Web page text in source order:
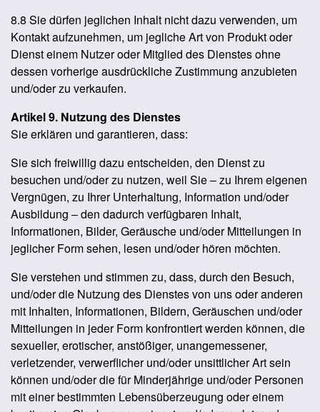
8.8 Sie dürfen jeglichen Inhalt nicht dazu verwenden, um
Kontakt aufzunehmen, um jegliche Art von Produkt oder
Dienst einem Nutzer oder Mitglied des Dienstes ohne
dessen vorherige ausdrückliche Zustimmung anzubieten
und/oder zu verkaufen.
Artikel 9. Nutzung des Dienstes
Sie erklären und garantieren, dass:
Sie sich freiwillig dazu entscheiden, den Dienst zu
besuchen und/oder zu nutzen, weil Sie – zu Ihrem eigenen
Vergnügen, zu Ihrer Unterhaltung, Information und/oder
Ausbildung – den dadurch verfügbaren Inhalt,
Informationen, Bilder, Geräusche und/oder Mitteilungen in
jeglicher Form sehen, lesen und/oder hören möchten.
Sie verstehen und stimmen zu, dass, durch den Besuch,
und/oder die Nutzung des Dienstes von uns oder anderen
mit Inhalten, Informationen, Bildern, Geräuschen und/oder
Mitteilungen in jeder Form konfrontiert werden können, die
sexueller, erotischer, anstößiger, unangemessener,
verletzender, verwerflicher und/oder unsittlicher Art sein
können und/oder die für Minderjährige und/oder Personen
mit einer bestimmten Lebensüberzeugung oder einem